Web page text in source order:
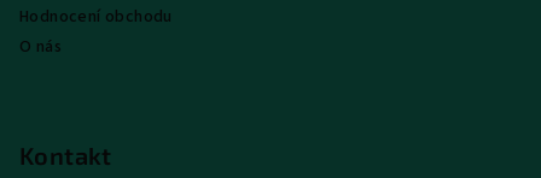
Hodnocení obchodu
O nás
Kontakt